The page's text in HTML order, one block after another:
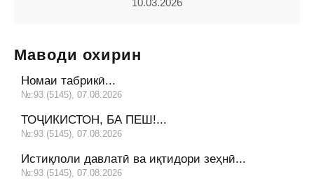
Маводи охирин
Номаи табрикӣ...
№:93 (5145), 07.08.2026
ТОҶИКИСТОН, БА ПЕШ!...
№:93 (5145), 07.08.2026
Истиқлоли давлатӣ ва иқтидори зеҳнӣ...
№:93 (5145), 07.08.2026